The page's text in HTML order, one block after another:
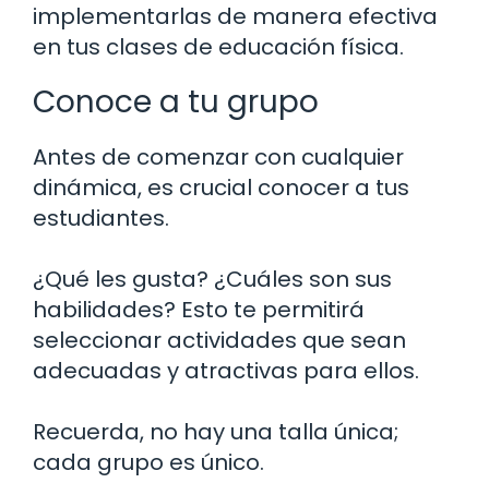
implementarlas de manera efectiva
en tus clases de educación física.
Conoce a tu grupo
Antes de comenzar con cualquier
dinámica, es crucial conocer a tus
estudiantes.
¿Qué les gusta? ¿Cuáles son sus
habilidades? Esto te permitirá
seleccionar actividades que sean
adecuadas y atractivas para ellos.
Recuerda, no hay una talla única;
cada grupo es único.